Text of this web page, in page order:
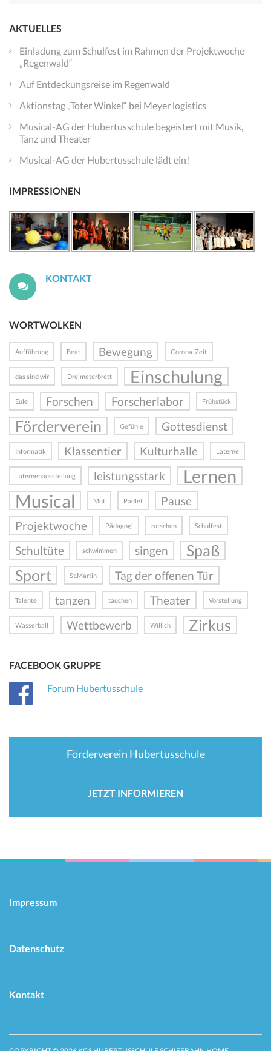
AKTUELLES
Einladung zum Schulfest im Rahmen der Projektwoche
„Regenwald“
Auf Entdeckungsreise im Regenwald
Aktionstag „Toter Winkel“ bei Meyer logistics
Musical-AG der Hubertusschule begeistert mit Musik,
Tanz und Theater
Musical-AG der Hubertusschule lädt ein!
IMPRESSIONEN
KONTAKT
WORTWOLKEN
Aufführung Beat Bewegung Corona-Zeit
das sind wir Dreimeterbrett Einschulung
Eule Forschen Forscherlabor Frühstück
Förderverein Gefühle Gottesdienst
Informatik Klassentier Kulturhalle Laterne
Laternenausstellung leistungsstark
Lernen
Musical
Mut Padlet
Pause
Projektwoche
Pädagogi rutschen Schulfest
Schultüte schwimmen singen
Spaß
Sport
St.Martin Tag der offenen Tür
Talente tanzen tauchen Theater Vorstellung
Wasserball Wettbewerb Willich Zirkus
FACEBOOK GRUPPE
Forum Hubertusschule
Förderverein Hubertusschule
JETZT INFORMIEREN
Impressum
Datenschutz
Kontakt